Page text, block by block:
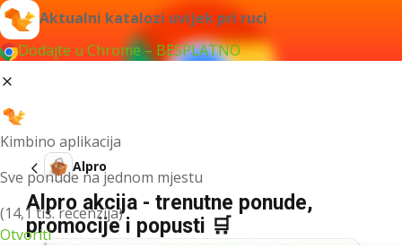
Aktualni katalozi uvijek pri ruci
Dodajte u Chrome – BESPLATNO
Kimbino aplikacija
Sve ponude na jednom mjestu
(14,1 tis. recenzija)
Otvoriti
Alpro
Alpro akcija - trenutne ponude,
promocije i popusti 🛒